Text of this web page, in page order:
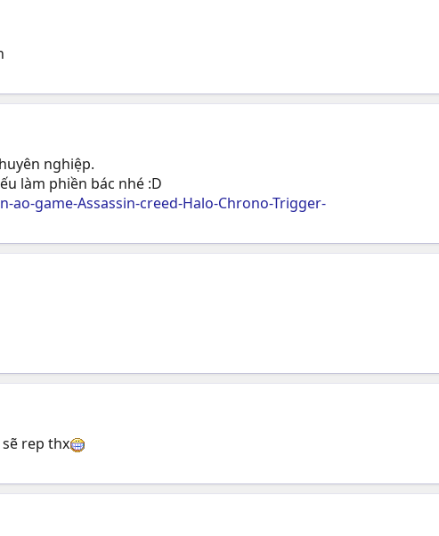
nghiệp.
làm phiền bác nhé :D
game-Assassin-creed-Halo-Chrono-Trigger-
rep thx